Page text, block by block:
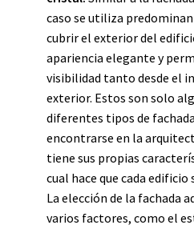
caso se utiliza
cubrir el exterior del
apariencia elegante y
visibilidad tanto desde el
exterior. Estos son solo
diferentes tipos de
encontrarse en la
tiene sus propias
cual hace que cada edificio
La elección de la fachada
varios factores, como el